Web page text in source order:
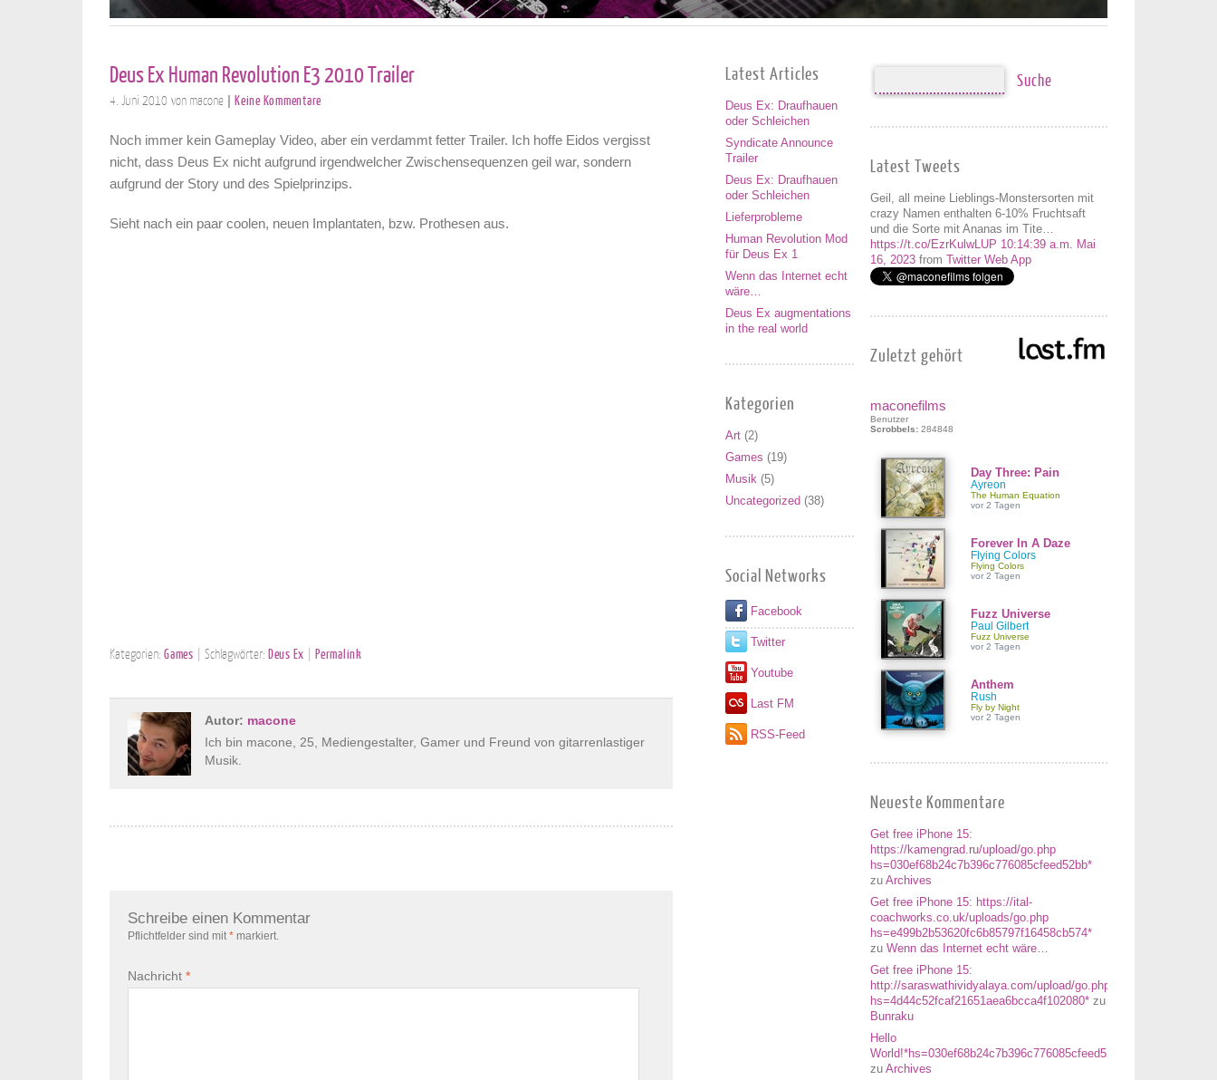
Deus Ex Human Revolution E3 2010 Trailer
4. Juni 2010 von macone | Keine Kommentare
Noch immer kein Gameplay Video, aber ein verdammt fetter Trailer. Ich hoffe Eidos vergisst
nicht, dass Deus Ex nicht aufgrund irgendwelcher Zwischensequenzen geil war, sondern
aufgrund der Story und des Spielprinzips.
Sieht nach ein paar coolen, neuen Implantaten, bzw. Prothesen aus.
Kategorien: Games | Schlagwörter: Deus Ex |Permalink
Autor: macone
Ich bin macone, 25, Mediengestalter, Gamer und Freund von gitarrenlastiger
Musik.
Schreibe einen Kommentar
Pflichtfelder sind mit * markiert.
Nachricht *
Latest Articles
Deus Ex: Draufhauen
oder Schleichen
Syndicate Announce
Trailer
Deus Ex: Draufhauen
oder Schleichen
Lieferprobleme
Human Revolution Mod
für Deus Ex 1
Wenn das Internet echt
wäre…
Deus Ex augmentations
in the real world
Kategorien
Art(2)
Games (19)
Musik(5)
Uncategorized (38)
Social Networks
Facebook
Twitter
Youtube
Last FM
RSS-Feed
Latest Tweets
Geil, all meine Lieblings-Monstersorten mit
crazy Namen enthalten 6-10% Fruchtsaft
und die Sorte mit Ananas im Tite…
https://t.co/EzrKulwLUP 10:14:39 a.m. Mai
16, 2023 from Twitter Web App
Zuletzt gehört
maconefilms
Benutzer
Scrobbels: 284848
Day Three: Pain
Ayreon
The Human Equation
vor 2 Tagen
Forever In A Daze
Flying Colors
Flying Colors
vor 2 Tagen
Fuzz Universe
Paul Gilbert
Fuzz Universe
vor 2 Tagen
Anthem
Rush
Fly by Night
vor 2 Tagen
Neueste Kommentare
Get free iPhone 15:
https://kamengrad.ru/upload/go.php
hs=030ef68b24c7b396c776085cfeed52bb*
zu Archives
Get free iPhone 15: https://ital-
coachworks.co.uk/uploads/go.php
hs=e499b2b53620fc6b85797f16458cb574*
zu Wenn das Internet echt wäre…
Get free iPhone 15:
http://saraswathividyalaya.com/upload/go.php
hs=4d44c52fcaf21651aea6bcca4f102080* zu
Bunraku
Hello
World!*hs=030ef68b24c7b396c776085cfeed52bb*
zu Archives